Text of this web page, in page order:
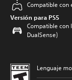
Compatible con
Versión para PS5
Compatible con
DualSense)
Lenguaje